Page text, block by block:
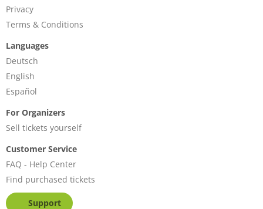
Privacy
Terms & Conditions
Languages
Deutsch
English
Español
For Organizers
Sell tickets yourself
Customer Service
FAQ - Help Center
Find purchased tickets
Support